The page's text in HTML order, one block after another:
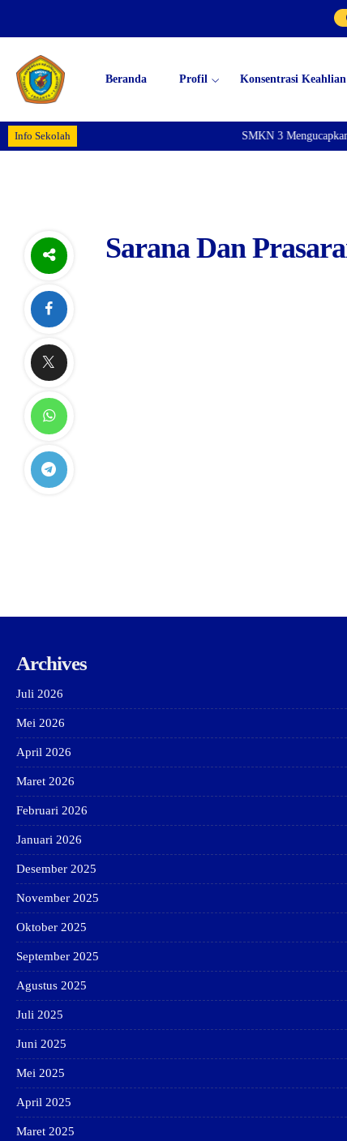
Beranda Profil Konsentrasi Keahlian
Info Sekolah SMKN 3 Mengucapkan
Sarana Dan
Archives
Juli 2026
Mei 2026
April 2026
Maret 2026
Februari 2026
Januari 2026
Desember 2025
November 2025
Oktober 2025
September 2025
Agustus 2025
Juli 2025
Juni 2025
Mei 2025
April 2025
Maret 2025